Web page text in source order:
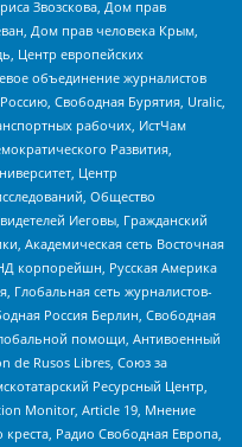
Звозскова, Дом прав
Дом прав человека Крым,
Центр европейских
объединение журналистов
Свободная Бурятия, Uralic,
рабочих, ИстЧам
Развития,
Центр
Общество
Иеговы, Гражданский
Академическая сеть Восточная
корпорейшн, Русская Америка
Глобальная сеть журналистов-
Россия Берлин, Свободная
помощи, Антивоенный
de Rusos Libres, Союз за
Ресурсный Центр,
Monitor, Article 19, Мнение
Радио Свободная Европа,